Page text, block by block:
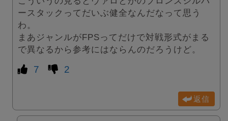
ースタックってだいぶ健全なんだなって思う
わ。
まあジャンルがFPSってだけで対戦形式がまる
で異なるから参考にはならんのだろうけど。
7 2
返信